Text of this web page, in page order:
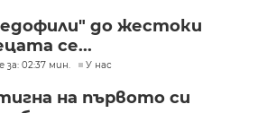
до жестоки
се...
за: 02:37 мин. У нас
на първото си